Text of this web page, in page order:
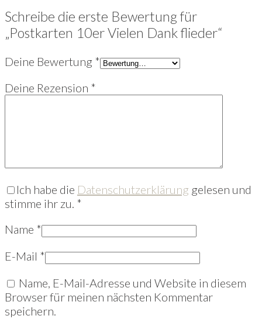
Schreibe die erste Bewertung für
„Postkarten 10er Vielen Dank flieder“
Deine Bewertung *
Deine Rezension *
Ich habe die Datenschutzerklärung gelesen und
stimme ihr zu. *
Name *
E-Mail *
Name, E-Mail-Adresse und Website in diesem
Browser für meinen nächsten Kommentar
speichern.